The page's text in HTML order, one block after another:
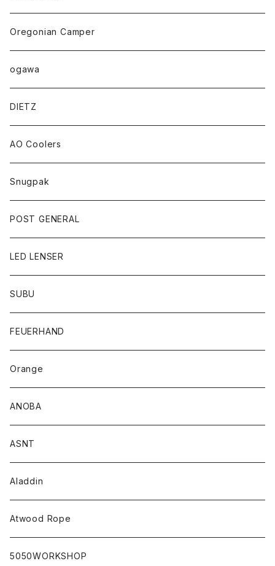
Oregonian Camper
ogawa
DIETZ
AO Coolers
Snugpak
POST GENERAL
LED LENSER
SUBU
FEUERHAND
Orange
ANOBA
ASNT
Aladdin
Atwood Rope
5050WORKSHOP